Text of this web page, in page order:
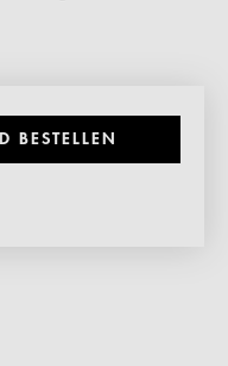
BESTELLEN